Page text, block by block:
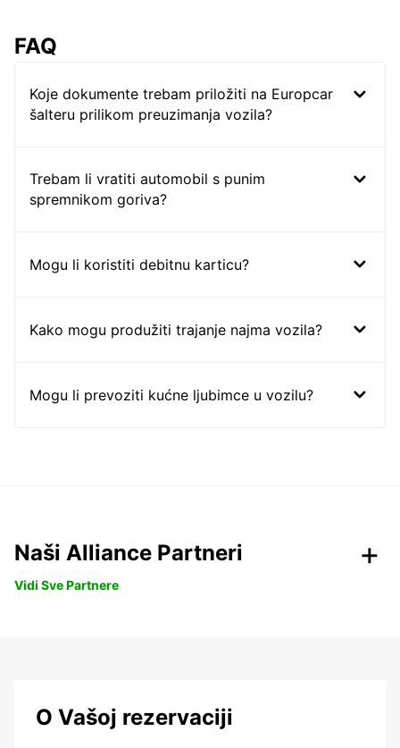
FAQ
Koje dokumente trebam priložiti na Europcar
šalteru prilikom preuzimanja vozila?
Trebam li vratiti automobil s punim
spremnikom goriva?
Mogu li koristiti debitnu karticu?
Kako mogu produžiti trajanje najma vozila?
Mogu li prevoziti kućne ljubimce u vozilu?
Naši Alliance Partneri
Vidi Sve Partnere
O Vašoj rezervaciji